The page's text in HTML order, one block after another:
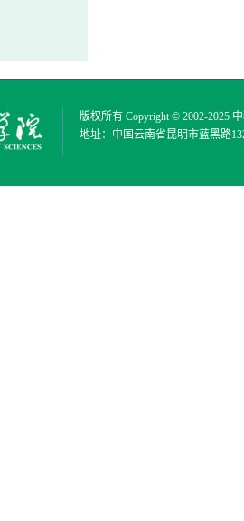
版权所有 Copyright © 2002-2025
地址：中国云南省昆明市蓝黑路